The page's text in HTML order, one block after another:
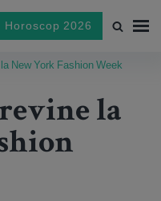
Horoscop 2026
New York Fashion Week
la